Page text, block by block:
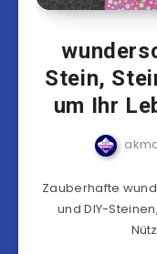
Stein,
um Ihr
Zauberhafte
und DIY-